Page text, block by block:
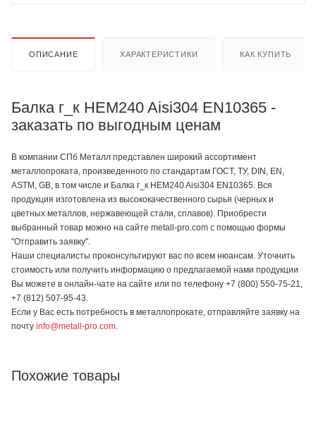
ОПИСАНИЕ ХАРАКТЕРИСТИКИ КАК КУПИТЬ
Балка г_к HEM240 Aisi304 EN10365 -
заказать по выгодным ценам
В компании СПб Металл представлен широкий ассортимент
металлопроката, произведенного по стандартам ГОСТ, ТУ, DIN, EN,
ASTM, GB, в том числе и Балка г_к HEM240 Aisi304 EN10365. Вся
продукция изготовлена из высококачественного сырья (черных и
цветных металлов, нержавеющей стали, сплавов). Приобрести
выбранный товар можно на сайте metall-pro.com с помощью формы
"Отправить заявку".
Наши специалисты проконсультируют вас по всем нюансам. Уточнить
стоимость или получить информацию о предлагаемой нами продукции
Вы можете в онлайн-чате на сайте или по телефону +7 (800) 550-75-21,
+7 (812) 507-95-43.
Если у Вас есть потребность в металлопрокате, отправляйте заявку на
почту info@metall-pro.com
Похожие товары